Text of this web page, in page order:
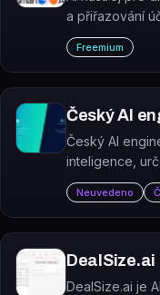
a přiřazování
Freemium
Český AI
Český AI
inteligence,
Neuvedeno
DealSize.ai
DealSize.ai je